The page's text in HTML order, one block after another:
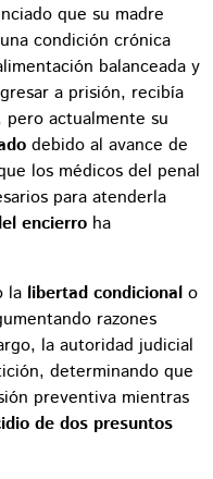
que su madre
condición crónica
balanceada y
a prisión, recibía
pero actualmente su
debido al avance de
los médicos del penal
para atenderla
encierro ha
la libertad condicional o
razones
la autoridad judicial
determinando que
preventiva mientras
de dos presuntos